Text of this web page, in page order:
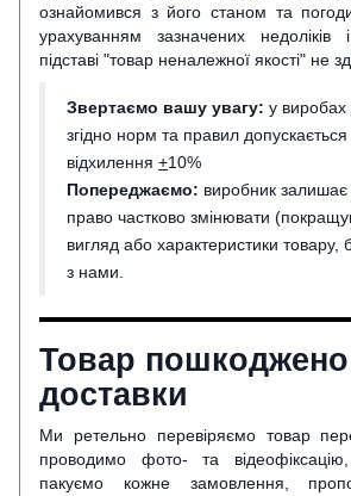
ознайомився з його станом та
урахуванням зазначених
підставі "товар неналежної якості" не
Звертаємо вашу увагу: у виробах
згідно норм та правил допускається
відхилення +10%
Попереджаємо: виробник
право частково змінювати
вигляд або характеристики товару,
з нами.
Товар пошкоджено
доставки
Ми ретельно перевіряємо товар
проводимо фото- та
пакуємо кожне замовлення,